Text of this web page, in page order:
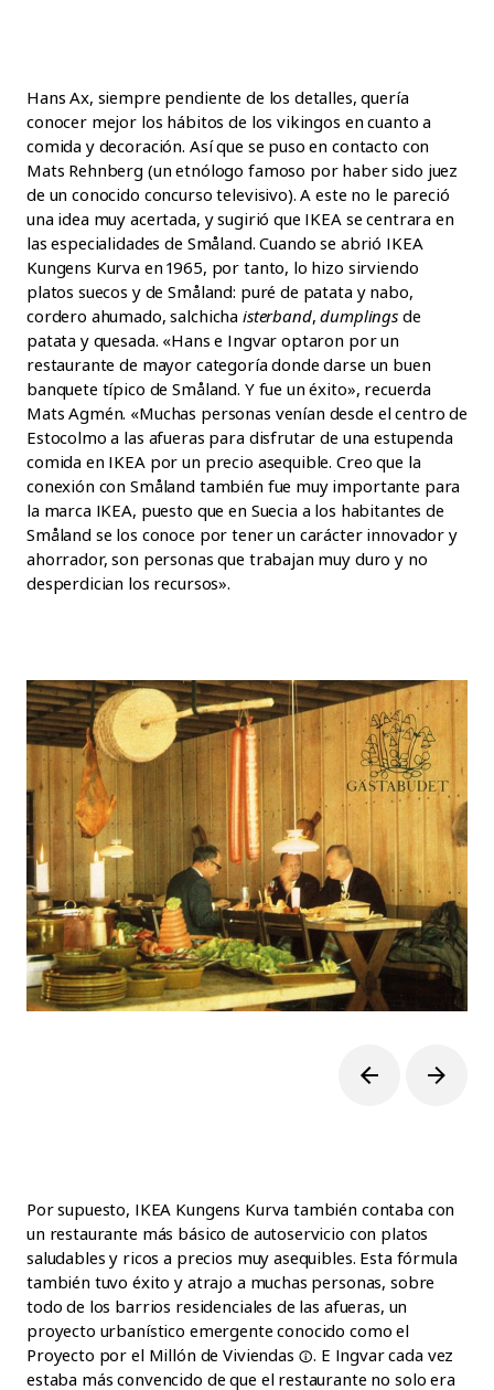
Hans Ax, siempre pendiente de los detalles, quería
conocer mejor los hábitos de los vikingos en cuanto a
comida y decoración. Así que se puso en contacto con
Mats Rehnberg (un etnólogo famoso por haber sido juez
de un conocido concurso televisivo). A este no le pareció
una idea muy acertada, y sugirió que IKEA se centrara en
las especialidades de Småland. Cuando se abrió IKEA
Kungens Kurva en 1965, por tanto, lo hizo sirviendo
platos suecos y de Småland: puré de patata y nabo,
cordero ahumado, salchicha isterband,dumplingsde
patata y quesada. «Hans e Ingvar optaron por un
restaurante de mayor categoría donde darse un buen
banquete típico de Småland. Y fue un éxito», recuerda
Mats Agmén. «Muchas personas venían desde el centro de
Estocolmo a las afueras para disfrutar de una estupenda
comida en IKEA por un precio asequible. Creo que la
conexión con Småland también fue muy importante para
la marca IKEA, puesto que en Suecia a los habitantes de
Småland se los conoce por tener un carácter innovador y
ahorrador, son personas que trabajan muy duro y no
desperdician los recursos».
Por supuesto, IKEA Kungens Kurva también contaba con
un restaurante más básico de autoservicio con platos
saludables y ricos a precios muy asequibles. Esta fórmula
también tuvo éxito y atrajo a muchas personas, sobre
todo de los barrios residenciales de las afueras, un
proyecto urbanístico emergente conocido como el
Proyecto porel Millón deViviendas
. E Ingvar cada vez
estaba más convencido de que el restaurante no solo era